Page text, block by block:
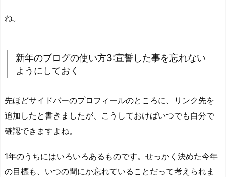
ね。
新年のブログの使い方3:宣誓した事を忘れない
ようにしておく
先ほどサイドバーのプロフィールのところに、リンク先を
追加したと書きましたが、こうしておけばいつでも自分で
確認できますよね。
1年のうちにはいろいろあるものです。せっかく決めた今年
の目標も、いつの間にか忘れていることだって考えられま